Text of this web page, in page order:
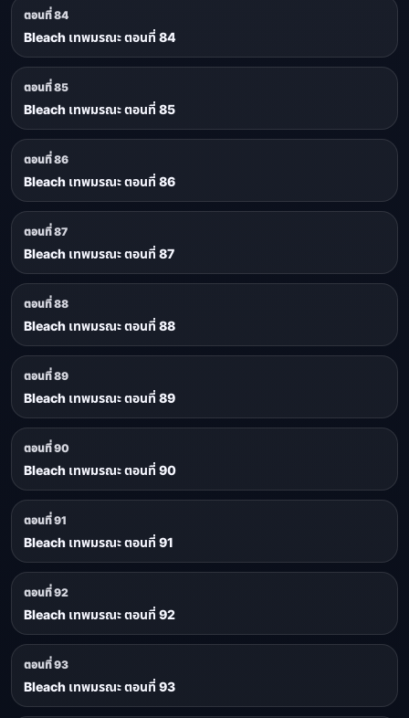
ตอนที่ 84
Bleach เทพมรณะ ตอนที่ 84
ตอนที่ 85
Bleach เทพมรณะ ตอนที่ 85
ตอนที่ 86
Bleach เทพมรณะ ตอนที่ 86
ตอนที่ 87
Bleach เทพมรณะ ตอนที่ 87
ตอนที่ 88
Bleach เทพมรณะ ตอนที่ 88
ตอนที่ 89
Bleach เทพมรณะ ตอนที่ 89
ตอนที่ 90
Bleach เทพมรณะ ตอนที่ 90
ตอนที่ 91
Bleach เทพมรณะ ตอนที่ 91
ตอนที่ 92
Bleach เทพมรณะ ตอนที่ 92
ตอนที่ 93
Bleach เทพมรณะ ตอนที่ 93